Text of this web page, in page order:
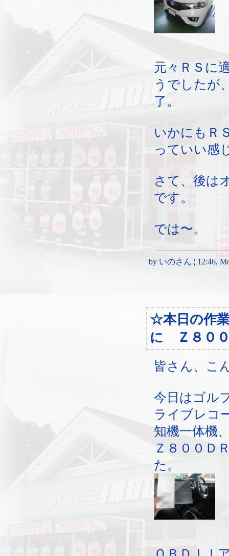
元々ＲＳに
うでしたが
了。
いかにもＲ
っていい感
さて、後は
です。
では〜。
by いのさん ¦ 12:46,
☆本日の作
に Ｚ８０
皆さん、こ
今日はゴル
ライブレコ
知機一体機
Ｚ８００Ｄ
た。